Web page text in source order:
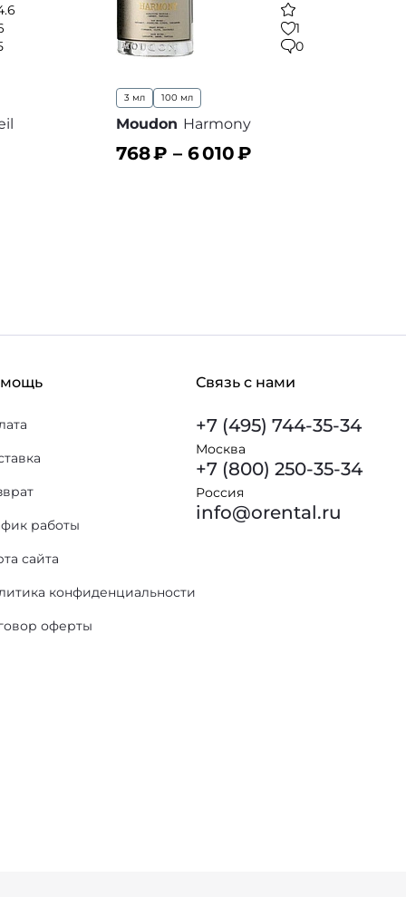
1
0
3 мл 100 мл
Moudon Harmony
768₽ – 6 010₽
работы
сайта
конфиденциальности
оферты
Связь с нами
+7 (495) 744-35-34
Москва
+7 (800) 250-35-34
Россия
info@orental.ru